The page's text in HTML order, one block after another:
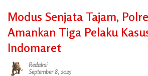
Modus Senjata Tajam,
Amankan Tiga Pelaku
Indomaret
Redaksi
September 8, 2025